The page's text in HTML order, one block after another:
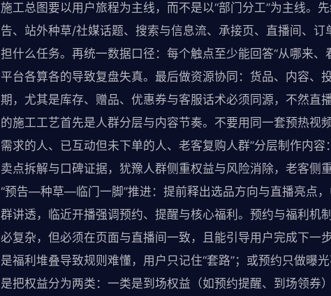
施工总图要以用户旅程为主线，而不是以“部门分工”为主线。
告、站外种草/社媒话题、搜索与信息流、承接页、直播间、
担什么任务。再统一数据口径：每个触点至少能回答“从哪来
平台各算各的导致复盘失真。最后做资源协同：货品、内容、
期，尤其是库存、赠品、优惠券与客服话术必须同源，不然直
的施工工艺首先是人群分层与内容节奏。不要用同一套预热视
需求的人、已互动但未下单的人、老客复购人群”分层制作内
卖点拆解与口碑证据，犹豫人群侧重权益与风险消除，老客侧
“预告—种草—临门一脚”推进：提前释出选品方向与直播亮点
群讲透，临近开播强调预约、提醒与核心福利。预约与福利机
必复杂，但必须在页面与直播间一致，且能引导用户完成下一
是福利堆叠导致规则难懂，用户只记住“套路”；或预约只做曝
是把权益分为两类：一类是到场权益（如预约提醒、到场领券